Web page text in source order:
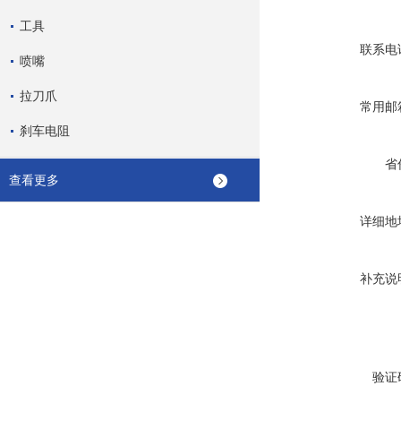
工具
喷嘴
拉刀爪
刹车电阻
查看更多
联系电
常用邮
省
详细地
补充说
验证